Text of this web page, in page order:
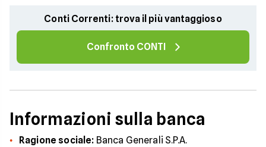
Conti Correnti: trova il più vantaggioso
Confronto CONTI
Informazioni sulla banca
Ragione sociale: Banca Generali S.P.A.